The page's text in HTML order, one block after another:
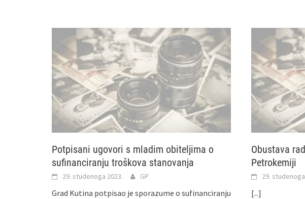
Potpisani ugovori s mladim obiteljima o
sufinanciranju troškova stanovanja
29. studenoga 2023. GP
Grad Kutina potpisao je sporazume o sufinanciranju
Obustava
Petrokemiji
29.
[...]